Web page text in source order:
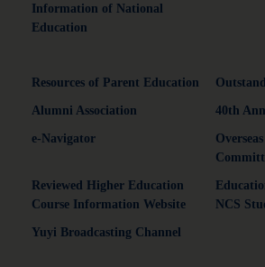
Information of National
Education
Resources of Parent Education
Alumni Association 40th
e-Navigator
Reviewed Higher Education
Course Information Website
NCS
Yuyi Broadcasting Channel